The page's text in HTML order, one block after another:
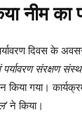
नीम का
दिवस के
पर्यावरण संरक्षण
किया गया।
ने किया।